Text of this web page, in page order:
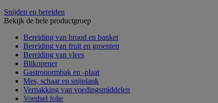
Snijden en bereiden
Bekijk de hele productgroep
Bereiding van brood en banket
Bereiding van fruit en groenten
Bereiding van vlees
Blikopener
Gastronormbak en -plaat
Mes, schaar en snijplank
Verpakking van voedingsmiddelen
Voedsel folie